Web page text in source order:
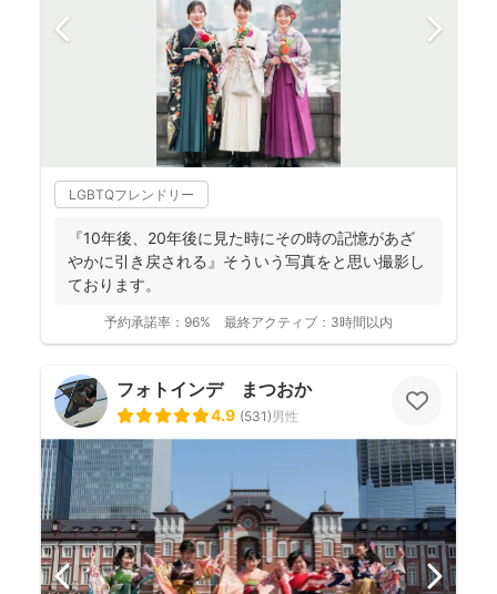
LGBTQフレンドリー
『10年後、20年後に見た時にその時の記憶があざ
やかに引き戻される』そういう写真をと思い撮影し
ております。
予約承諾率： 96% 最終アクティブ： 3時間以内
フォトインデ まつおか
4.9 (531)男性